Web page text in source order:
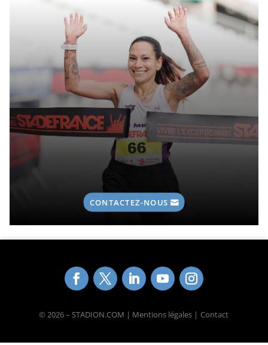
CONTACTEZ-NOUS
© 2026 – STADION.COM | Mentions légales | Contact